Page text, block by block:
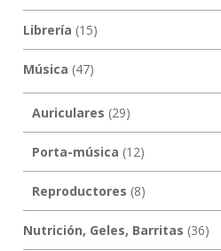
Librería (15)
Música (47)
Auriculares (29)
Porta-música (12)
Reproductores (8)
Nutrición, Geles, Barritas (36)